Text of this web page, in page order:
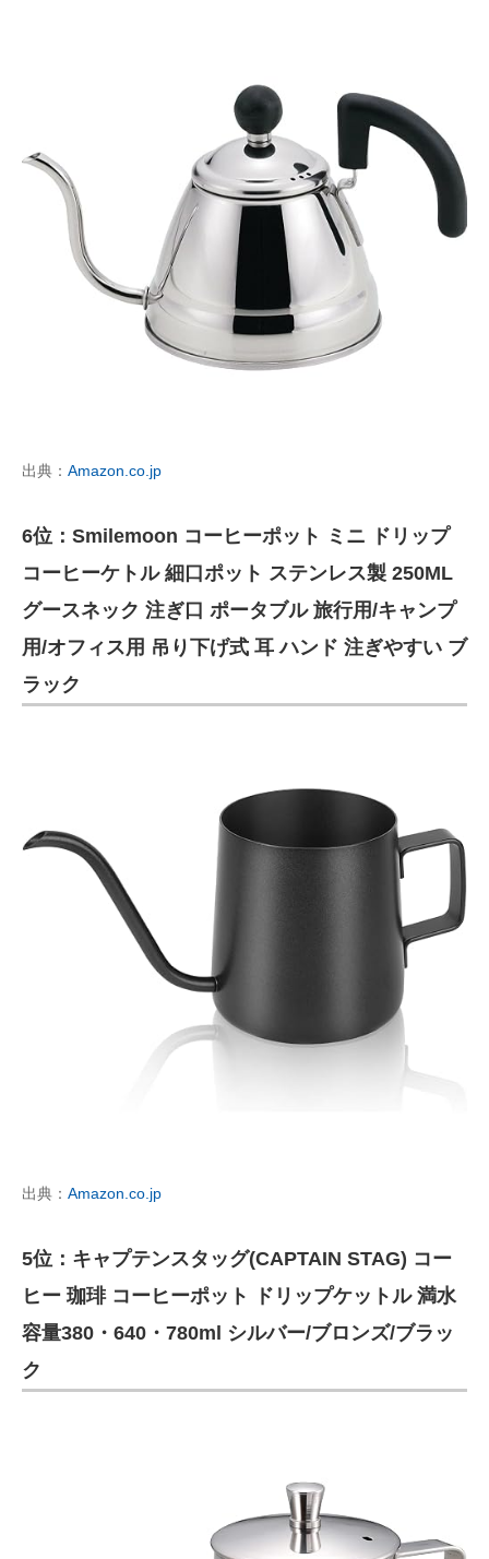
出典： Amazon.co.jp
6位：Smilemoon コーヒーポット ミニ ドリップ
コーヒーケトル 細口ポット ステンレス製 250ML
グースネック 注ぎ口 ポータブル 旅行用/キャンプ
用/オフィス用 吊り下げ式 耳 ハンド 注ぎやすい ブ
ラック
出典： Amazon.co.jp
5位：キャプテンスタッグ(CAPTAIN STAG) コー
ヒー 珈琲 コーヒーポット ドリップケットル 満水
容量380・640・780ml シルバー/ブロンズ/ブラッ
ク